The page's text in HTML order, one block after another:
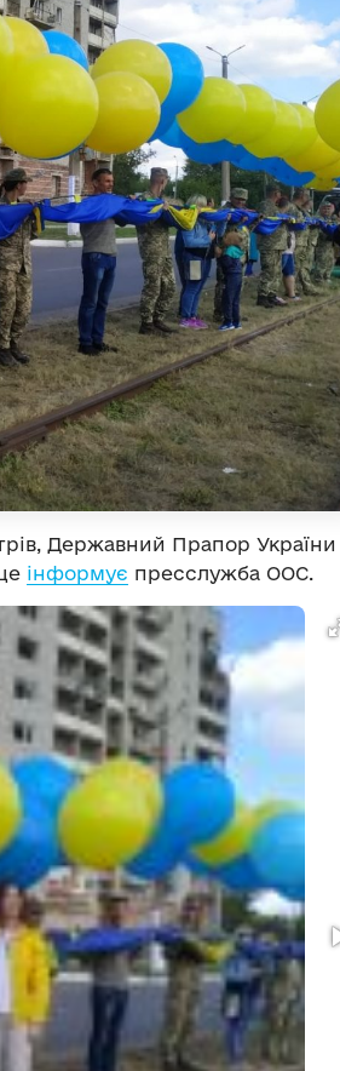
Державний Прапор України
інформує пресслужба ООС.